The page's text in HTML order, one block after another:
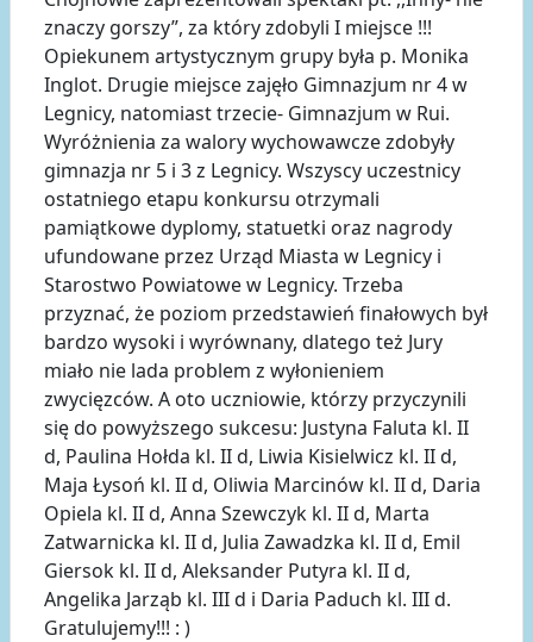
znaczy gorszy”, za który zdobyli I miejsce !!!
Opiekunem artystycznym grupy była p. Monika
Inglot. Drugie miejsce zajęło Gimnazjum nr 4 w
Legnicy, natomiast trzecie- Gimnazjum w Rui.
Wyróżnienia za walory wychowawcze zdobyły
gimnazja nr 5 i 3 z Legnicy. Wszyscy uczestnicy
ostatniego etapu konkursu otrzymali
pamiątkowe dyplomy, statuetki oraz nagrody
ufundowane przez Urząd Miasta w Legnicy i
Starostwo Powiatowe w Legnicy. Trzeba
przyznać, że poziom przedstawień finałowych był
bardzo wysoki i wyrównany, dlatego też Jury
miało nie lada problem z wyłonieniem
zwycięzców. A oto uczniowie, którzy przyczynili
się do powyższego sukcesu: Justyna Faluta kl. II
d, Paulina Hołda kl. II d, Liwia Kisielwicz kl. II d,
Maja Łysoń kl. II d, Oliwia Marcinów kl. II d, Daria
Opiela kl. II d, Anna Szewczyk kl. II d, Marta
Zatwarnicka kl. II d, Julia Zawadzka kl. II d, Emil
Giersok kl. II d, Aleksander Putyra kl. II d,
Angelika Jarząb kl. III d i Daria Paduch kl. III d.
Gratulujemy!!! : )